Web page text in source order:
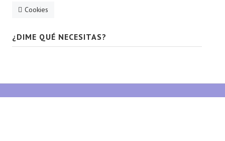
Cookies
¿DIME QUÉ NECESITAS?